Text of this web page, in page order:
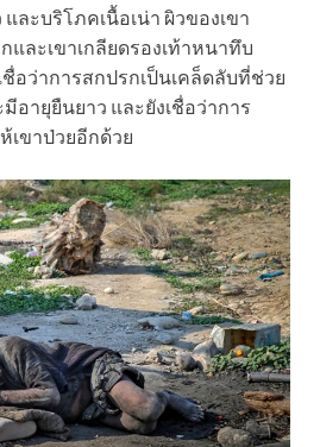
ละบริโภคเนื้อเน่า ผิวของเขา
ละเขาเกลียดรองเท้าหนาทึบ
ชื่อว่าการสกปรกเป็นเคล็ดลับที่ช่วย
อายุยืนยาว และยังเชื่อว่าการ
เขาป่วยอีกด้วย